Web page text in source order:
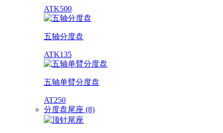
ATK500
五轴分度盘
ATK135
五轴单臂分度盘
AT250
分度盘尾座 (8)